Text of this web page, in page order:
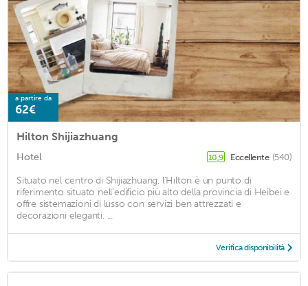
a partire da
62€
Hilton Shijiazhuang
Hotel 10,9 Eccellente (540)
Situato nel centro di Shijiazhuang, l'Hilton è un punto di
riferimento situato nell'edificio più alto della provincia di Heibei e
offre sistemazioni di lusso con servizi ben attrezzati e
decorazioni eleganti. ...
Verifica disponibilità